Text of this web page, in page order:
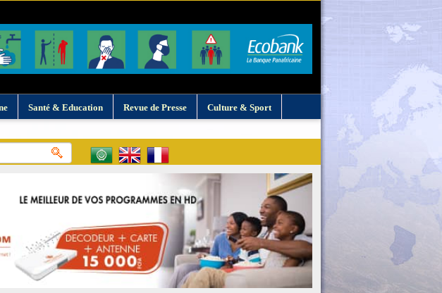
Santé & Education Revue de Presse Culture & Sport